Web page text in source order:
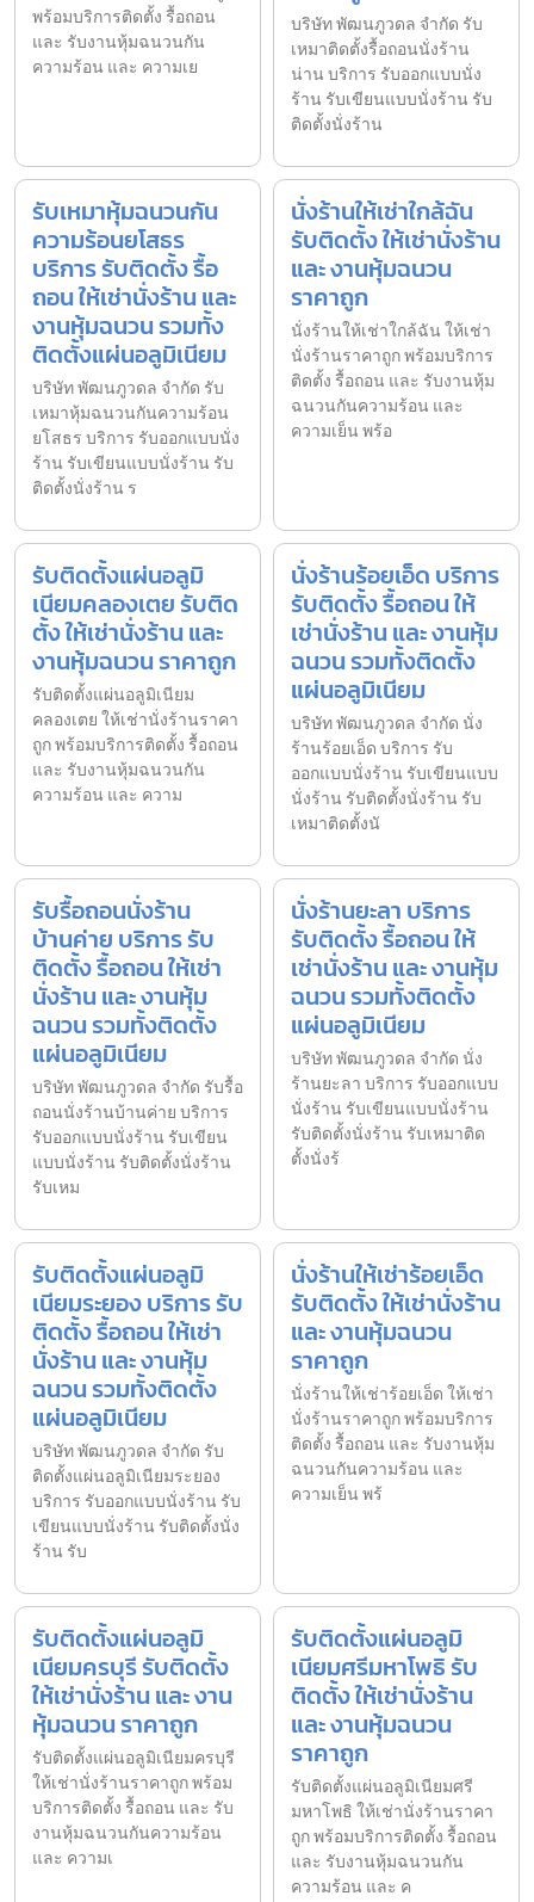
พร้อมบริการติดตั้ง รื้อถอน
และ รับงานหุ้มฉนวนกัน
ความร้อน และ ความเย
บริษัท พัฒนภูวดล จำกัด รับ
เหมาติดตั้งรื้อถอนนั่งร้าน
น่าน บริการ รับออกแบบนั่ง
ร้าน รับเขียนแบบนั่งร้าน รับ
ติดตั้งนั่งร้าน
รับเหมาหุ้มฉนวนกัน
ความร้อนยโสธร
บริการ รับติดตั้ง รื้อ
ถอน ให้เช่านั่งร้าน และ
งานหุ้มฉนวน รวมทั้ง
ติดตั้งแผ่นอลูมิเนียม
บริษัท พัฒนภูวดล จำกัด รับ
เหมาหุ้มฉนวนกันความร้อน
ยโสธร บริการ รับออกแบบนั่ง
ร้าน รับเขียนแบบนั่งร้าน รับ
ติดตั้งนั่งร้าน ร
นั่งร้านให้เช่าใกล้ฉัน
รับติดตั้ง ให้เช่านั่งร้าน
และ งานหุ้มฉนวน
ราคาถูก
นั่งร้านให้เช่าใกล้ฉัน ให้เช่า
นั่งร้านราคาถูก พร้อมบริการ
ติดตั้ง รื้อถอน และ รับงานหุ้ม
ฉนวนกันความร้อน และ
ความเย็น พร้อ
รับติดตั้งแผ่นอลูมิ
เนียมคลองเตย รับติด
ตั้ง ให้เช่านั่งร้าน และ
งานหุ้มฉนวน ราคาถูก
รับติดตั้งแผ่นอลูมิเนียม
คลองเตย ให้เช่านั่งร้านราคา
ถูก พร้อมบริการติดตั้ง รื้อถอน
และ รับงานหุ้มฉนวนกัน
ความร้อน และ ความ
นั่งร้านร้อยเอ็ด บริการ
รับติดตั้ง รื้อถอน ให้
เช่านั่งร้าน และ งานหุ้ม
ฉนวน รวมทั้งติดตั้ง
แผ่นอลูมิเนียม
บริษัท พัฒนภูวดล จำกัด นั่ง
ร้านร้อยเอ็ด บริการ รับ
ออกแบบนั่งร้าน รับเขียนแบบ
นั่งร้าน รับติดตั้งนั่งร้าน รับ
เหมาติดตั้งนั
รับรื้อถอนนั่งร้าน
บ้านค่าย บริการ รับ
ติดตั้ง รื้อถอน ให้เช่า
นั่งร้าน และ งานหุ้ม
ฉนวน รวมทั้งติดตั้ง
แผ่นอลูมิเนียม
บริษัท พัฒนภูวดล จำกัด รับรื้อ
ถอนนั่งร้านบ้านค่าย บริการ
รับออกแบบนั่งร้าน รับเขียน
แบบนั่งร้าน รับติดตั้งนั่งร้าน
รับเหม
นั่งร้านยะลา บริการ
รับติดตั้ง รื้อถอน ให้
เช่านั่งร้าน และ งานหุ้ม
ฉนวน รวมทั้งติดตั้ง
แผ่นอลูมิเนียม
บริษัท พัฒนภูวดล จำกัด นั่ง
ร้านยะลา บริการ รับออกแบบ
นั่งร้าน รับเขียนแบบนั่งร้าน
รับติดตั้งนั่งร้าน รับเหมาติด
ตั้งนั่งร้
รับติดตั้งแผ่นอลูมิ
เนียมระยอง บริการ รับ
ติดตั้ง รื้อถอน ให้เช่า
นั่งร้าน และ งานหุ้ม
ฉนวน รวมทั้งติดตั้ง
แผ่นอลูมิเนียม
บริษัท พัฒนภูวดล จำกัด รับ
ติดตั้งแผ่นอลูมิเนียมระยอง
บริการ รับออกแบบนั่งร้าน รับ
เขียนแบบนั่งร้าน รับติดตั้งนั่ง
ร้าน รับ
นั่งร้านให้เช่าร้อยเอ็ด
รับติดตั้ง ให้เช่านั่งร้าน
และ งานหุ้มฉนวน
ราคาถูก
นั่งร้านให้เช่าร้อยเอ็ด ให้เช่า
นั่งร้านราคาถูก พร้อมบริการ
ติดตั้ง รื้อถอน และ รับงานหุ้ม
ฉนวนกันความร้อน และ
ความเย็น พร้
รับติดตั้งแผ่นอลูมิ
เนียมครบุรี รับติดตั้ง
ให้เช่านั่งร้าน และ งาน
หุ้มฉนวน ราคาถูก
รับติดตั้งแผ่นอลูมิเนียมครบุรี
ให้เช่านั่งร้านราคาถูก พร้อม
บริการติดตั้ง รื้อถอน และ รับ
งานหุ้มฉนวนกันความร้อน
และ ความเ
รับติดตั้งแผ่นอลูมิ
เนียมศรีมหาโพธิ รับ
ติดตั้ง ให้เช่านั่งร้าน
และ งานหุ้มฉนวน
ราคาถูก
รับติดตั้งแผ่นอลูมิเนียมศรี
มหาโพธิ ให้เช่านั่งร้านราคา
ถูก พร้อมบริการติดตั้ง รื้อถอน
และ รับงานหุ้มฉนวนกัน
ความร้อน และ ค